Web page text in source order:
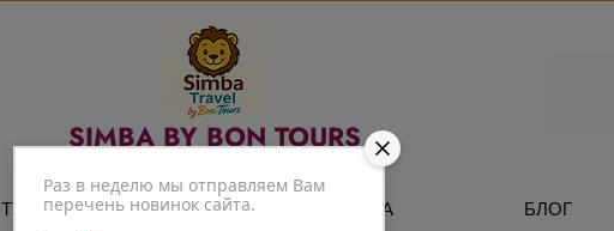
Раз в неделю мы отправляем Вам
перечень новинок сайта.
SIMBA BY BON TOURS
ТУРЫ ЭКСКУРСИИ СПА БЛОГ